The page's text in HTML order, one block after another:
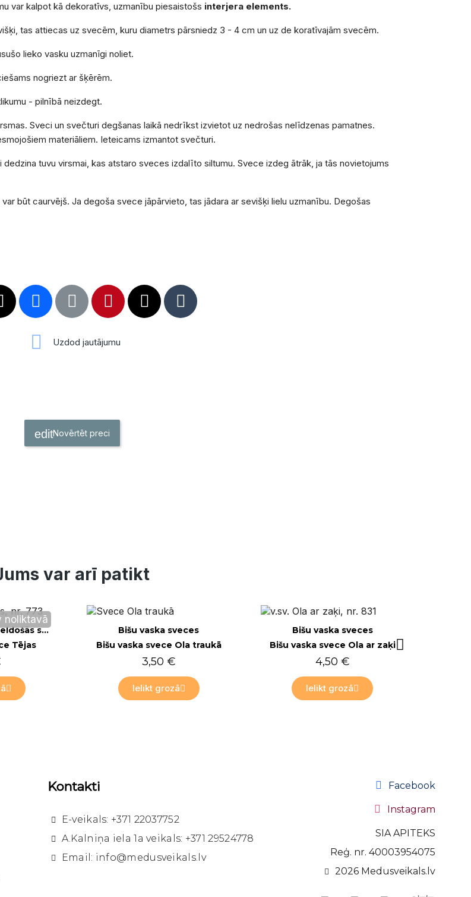
var kalpot kā dekoratīvs, uzmanību piesaistošs interjera elements.
tas attiecas uz svecēm, kuru diametrs pārsniedz 3 - 4 cm un uz de koratīvajām svecēm.
lieko vasku uzmanīgi noliet.
nogriezt ar šķērēm.
- pilnībā neizdegt.
Sveci un svečturi degšanas laikā nedrīkst izvietot uz nedrošas nelīdzenas pamatnes.
materiāliem. Ieteicams izmantot svečturi.
tuvu virsmai, kas atstaro sveces izdalīto siltumu. Svece izdeg ātrāk, ja tās novietojums
būt caurvējš. Ja degoša svece jāpārvieto, tas jādara ar sevišķi lielu uzmanību. Degošas
Uzdod jautājumu
Novērtēt preci
var arī patikt
noliktavā
Tējas sveces un peldošās sveces
Tējas
Ātrais skats
Bišu vaska sveces
Bišu vaska svece Ola traukā
3,50 €
Ielikt grozā
Ātrais skats
Bišu vaska sveces
Bišu vaska svece Ola ar zaķi
4,50 €
Ielikt grozā
Kontakti
E-veikals: +371 22037752
A.Kalniņa iela 1a veikals: +371 29524778
Email: info@medusveikals.lv
Facebook
Instagram
SIA APITEKS
Reģ. nr. 40003954075
2026 Medusveikals.lv